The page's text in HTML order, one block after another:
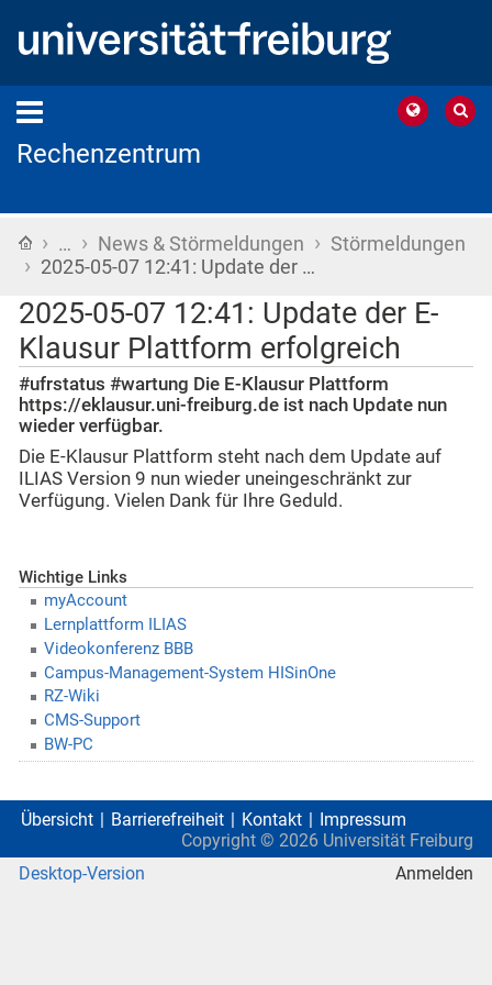
Rechenzentrum
Startseite
› … › News & Störmeldungen › Störmeldungen
› 2025-05-07 12:41: Update der …
2025-05-07 12:41: Update der E-
Klausur Plattform erfolgreich
#ufrstatus #wartung Die E-Klausur Plattform
https://eklausur.uni-freiburg.de ist nach Update nun
wieder verfügbar.
Die E-Klausur Plattform steht nach dem Update auf
ILIAS Version 9 nun wieder uneingeschränkt zur
Verfügung. Vielen Dank für Ihre Geduld.
Wichtige Links
myAccount
Lernplattform ILIAS
Videokonferenz BBB
Campus-Management-System HISinOne
RZ-Wiki
CMS-Support
BW-PC
Übersicht Barrierefreiheit Kontakt
Impressum
Copyright © 2026 Universität Freiburg
Desktop-Version
Anmelden